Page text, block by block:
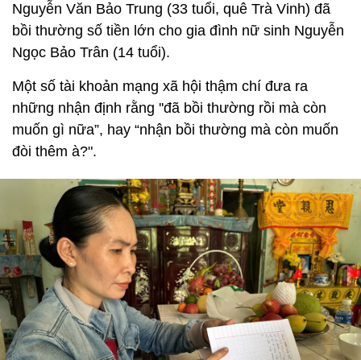
Nguyễn Văn Bảo Trung (33 tuổi, quê Trà Vinh) đã
bồi thường số tiền lớn cho gia đình nữ sinh Nguyễn
Ngọc Bảo Trân (14 tuổi).
Một số tài khoản mạng xã hội thậm chí đưa ra
những nhận định rằng ''đã bồi thường rồi mà còn
muốn gì nữa”, hay “nhận bồi thường mà còn muốn
đòi thêm à?".